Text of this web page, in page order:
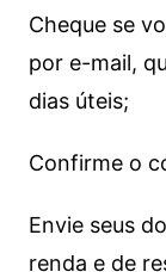
Cheque se
por e-mail,
dias úteis;
Confirme o
Envie seus
renda e de